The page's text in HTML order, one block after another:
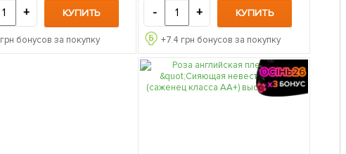
+ КУПИТЬ
грн бонусов за покупку
- + КУПИТЬ
+7.4 грн бонусов за покупку